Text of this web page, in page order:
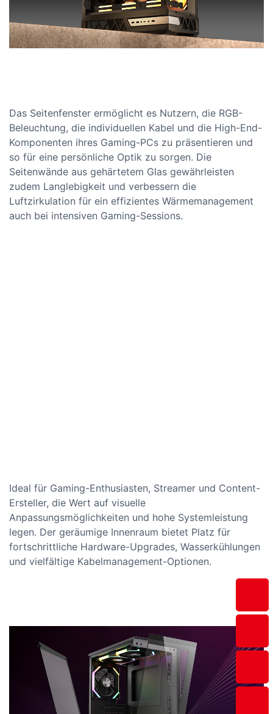
Das Seitenfenster ermöglicht es Nutzern, die RGB-
Beleuchtung, die individuellen Kabel und die High-End-
Komponenten ihres Gaming-PCs zu präsentieren und
so für eine persönliche Optik zu sorgen. Die
Seitenwände aus gehärtetem Glas gewährleisten
zudem Langlebigkeit und verbessern die
Luftzirkulation für ein effizientes Wärmemanagement
auch bei intensiven Gaming-Sessions.
Ideal für Gaming-Enthusiasten, Streamer und Content-
Ersteller, die Wert auf visuelle
Anpassungsmöglichkeiten und hohe Systemleistung
legen. Der geräumige Innenraum bietet Platz für
fortschrittliche Hardware-Upgrades, Wasserkühlungen
und vielfältige Kabelmanagement-Optionen.